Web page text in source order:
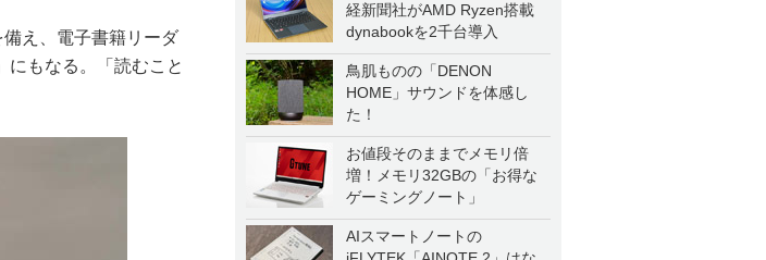
経新聞社がAMD Ryzen搭載
dynabookを2千台導入
鳥肌ものの「DENON
HOME」サウンドを体感し
た！
お値段そのままでメモリ倍
増！メモリ32GBの「お得な
ゲーミングノート」
AIスマートノートの
え、電子書籍リーダ
にもなる。「読むこと